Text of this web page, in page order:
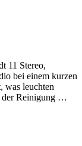
11 Stereo,
bei einem kurzen
was leuchten
der Reinigung …